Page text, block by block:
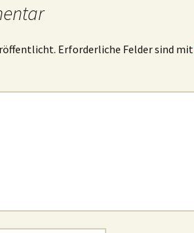
Erforderliche Felder sind mit